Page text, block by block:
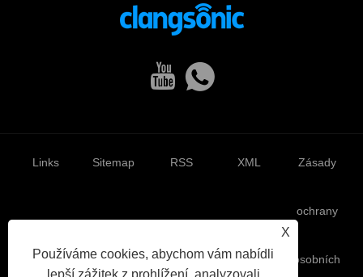
X
Používáme cookies, abychom vám nabídli
lepší zážitek z prohlížení, analyzovali
Links Sitemap RSS XML Zásady
ochrany
osobních